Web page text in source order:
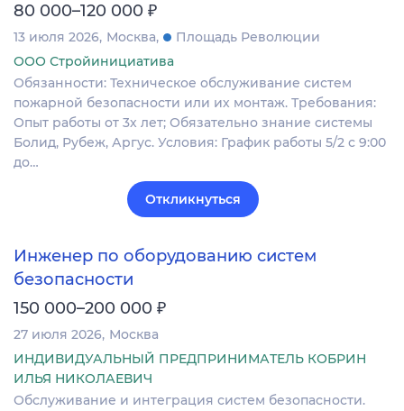
80 000–120 000 ₽
13 июля 2026 Москва
Площадь Революции
ООО Стройинициатива
Обязанности: Техническое обслуживание систем
пожарной безопасности или их монтаж. Требования:
Опыт работы от 3х лет; Обязательно знание системы
Болид, Рубеж, Аргус. Условия: График работы 5/2 с 9:00
до…
Откликнуться
Инженер по оборудованию систем
безопасности
150 000–200 000 ₽
27 июля 2026 Москва
ИНДИВИДУАЛЬНЫЙ ПРЕДПРИНИМАТЕЛЬ КОБРИН
ИЛЬЯ НИКОЛАЕВИЧ
Обслуживание и интеграция систем безопасности.